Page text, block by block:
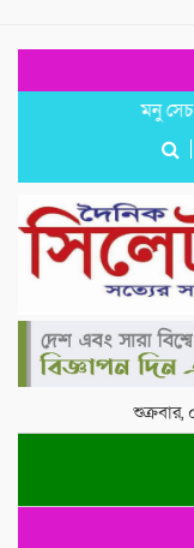
মনু সেচ